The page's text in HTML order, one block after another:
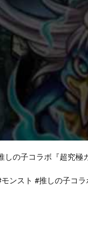
しの子コラボ『超究極
モンスト #推しの子コ